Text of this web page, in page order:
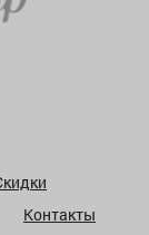
Контакты